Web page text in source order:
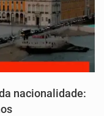
nacionalidade: